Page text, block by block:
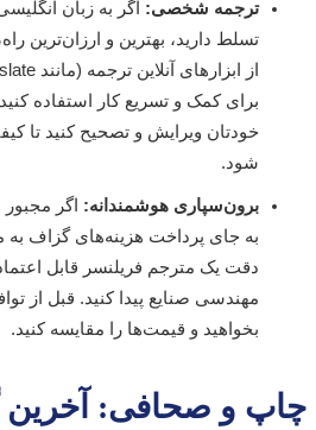
ترجمه شخصی:اگر به زبان انگلیسی (یا
تسلط دارید، بهترین و ارزان‌ترین
برای کمک و تسریع کار استفاده کنید،
خودتان ویرایش و تصحیح کنید تا
برون‌سپاری هوشمندانه:اگر مجبور به
به جای پرداخت هزینه‌های گزاف به
دقت یک مترجم فریلنسر قابل اعتماد
مهندسی صنایع پیدا کنید. قبل از توافق
بخواهید و قیمت‌ها را مقایسه کنید.
و صحافی: آخرین